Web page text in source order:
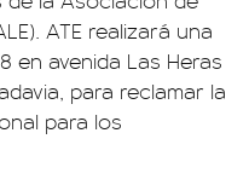
ATE realizará una
en avenida Las Heras
para reclamar la
para los